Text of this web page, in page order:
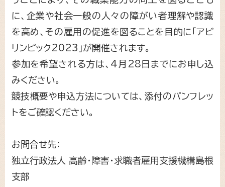
に、企業や社会一般の人々の障がい者理解や認識
を高め、その雇用の促進を図ることを目的に「アビ
リンピック2023」が開催されます。
参加を希望される方は、4月28日までにお申し込
みください。
競技概要や申込方法については、添付のパンフレッ
トをご確認ください。
お問合せ先：
独立行政法人 高齢・障害・求職者雇用支援機構島根
支部